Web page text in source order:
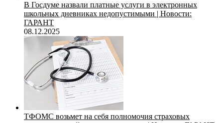
В Госдуме назвали платные услуги в электронных
школьных дневниках недопустимыми | Новости:
ГАРАНТ
08.12.2025
ТФОМС возьмет на себя полномочия страховых